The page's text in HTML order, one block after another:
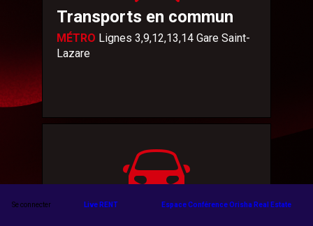
Transports en commun
MÉTRO Lignes 3,9,12,13,14 Gare Saint-
Lazare
Se connecter Live RENT Espace Conférence Orisha Real Estate